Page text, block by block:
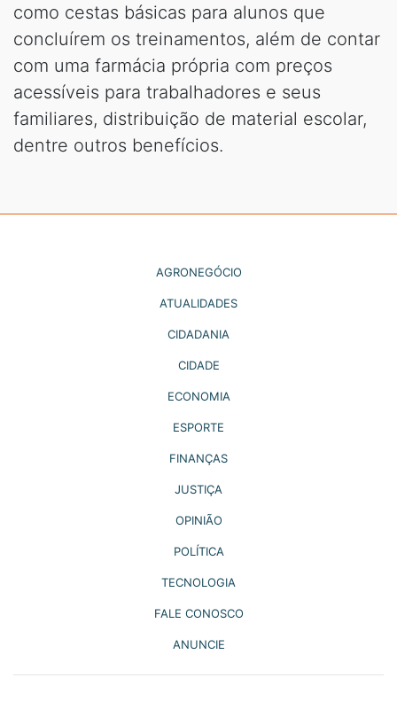
como cestas básicas para alunos que
concluírem os treinamentos, além de contar
com uma farmácia própria com preços
acessíveis para trabalhadores e seus
familiares, distribuição de material escolar,
dentre outros benefícios.
AGRONEGÓCIO
ATUALIDADES
CIDADANIA
CIDADE
ECONOMIA
ESPORTE
FINANÇAS
JUSTIÇA
OPINIÃO
POLÍTICA
TECNOLOGIA
FALE CONOSCO
ANUNCIE